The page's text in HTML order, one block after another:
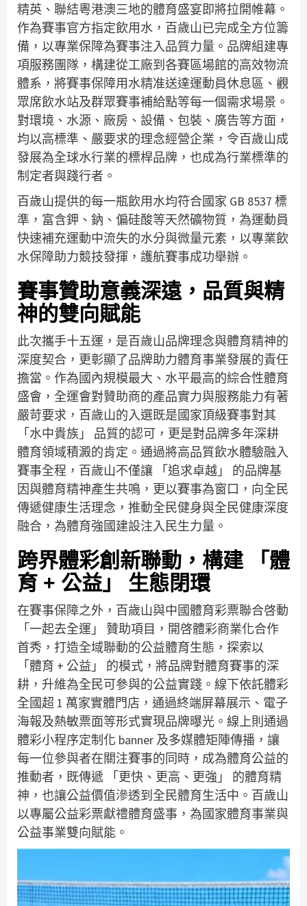
精英、聯結粵港澳三地的體育盛宴即將拉開帷幕。
作為賽事官方指定飲用水，百歲山已完成全方位籌
備，以專業保障為賽事注入品質力量。品牌組建專
項服務團隊，構建從工廠到各賽區場館的高效物流
體系，將賽事保障用水精准送達運動員休息區、觀
眾席飲水站及群眾賽事補給點等每一個需求場景。
對環境、水源、廠房、設備、包裝、廣告等方面，
均以高標準、嚴要求的理念經營企業，令百歲山成
發展為全球水行業的標桿品牌，也成為行業標準的
制定者與踐行者。
百歲山提供的每一瓶飲用水均符合國家 GB 8537 標
準，富含鉀、鈉、偏硅酸等天然礦物質，為運動員
快速補充運動中流失的水分與微量元素，以專業飲
水保障助力競技發揮，護航賽事成功舉辦。
賽事贊助意義深遠，品質與精
神的雙向賦能
此次攜手十五運，是百歲山品牌理念與體育精神的
深度契合，更彰顯了品牌助力體育事業發展的責任
擔當。作為國內規模最大、水平最高的綜合性體育
盛會，全運會對贊助商的產品實力與服務能力有著
嚴苛要求，百歲山的入選既是國家頂級賽事對其
「水中貴族」 品質的認可，更是對品牌多年深耕
體育領域積澱的肯定。通過將高品質飲水體驗融入
賽事全程，百歲山不僅讓 「追求卓越」 的品牌基
因與體育精神產生共鳴，更以賽事為窗口，向全民
傳遞健康生活理念，推動全民健身與全民健康深度
融合，為體育強國建設注入民生力量。
跨界體彩創新聯動，構建 「體
育 + 公益」 生態閉環
在賽事保障之外，百歲山與中國體育彩票聯合啓動
「一起去全運」 贊助項目，開啓體彩商業化合作
首秀，打造全域聯動的公益體育生態，探索以
「體育 + 公益」 的模式，將品牌對體育賽事的深
耕，升維為全民可參與的公益實踐。線下依託體彩
全國超 1 萬家實體門店，通過終端屏幕展示、電子
海報及熱敏票面等形式實現品牌曝光。線上則通過
體彩小程序定制化 banner 及多媒體矩陣傳播，讓
每一位參與者在關注賽事的同時，成為體育公益的
推動者，既傳遞 「更快、更高、更強」 的體育精
神，也讓公益價值滲透到全民體育生活中。百歲山
以專屬公益彩票獻禮體育盛事，為國家體育事業與
公益事業雙向賦能。